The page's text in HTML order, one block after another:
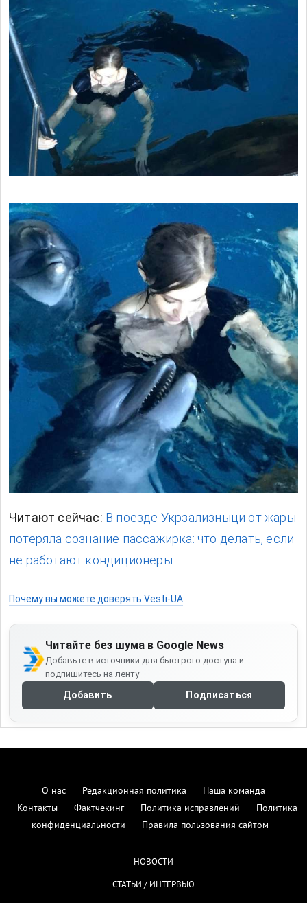
Читают сейчас: В поезде Укрзализныци от жары
потеряла сознание пассажирка: что делать, если
не работают кондиционеры.
Почему вы можете доверять Vesti-UA
Читайте без шума в Google News
Добавьте в источники для быстрого доступа и
подпишитесь на ленту
Добавить Подписаться
О нас Редакционная политика
Наша команда
Контакты
Фактчекинг Политика исправлений
Политика
конфиденциальности
Правила пользования сайтом
НОВОСТИ
СТАТЬИ / ИНТЕРВЬЮ